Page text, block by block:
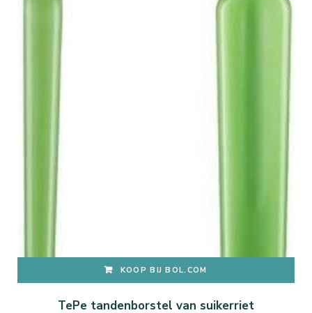
KOOP BIJ BOL.COM
TePe tandenborstel van suikerriet